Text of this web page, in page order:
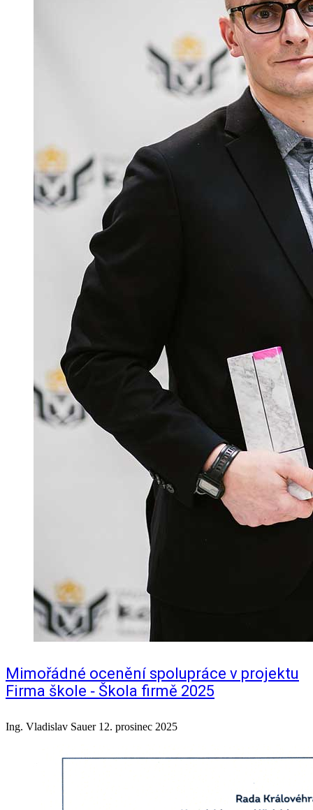
Mimořádné ocenění spolupráce v projektu
Firma škole ‑ Škola firmě 2025
Ing. Vladislav Sauer 12. prosinec 2025